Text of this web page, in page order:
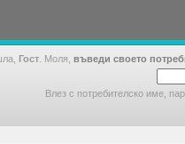
Гост . Моля, въведи своето
Влез с потребителско име,